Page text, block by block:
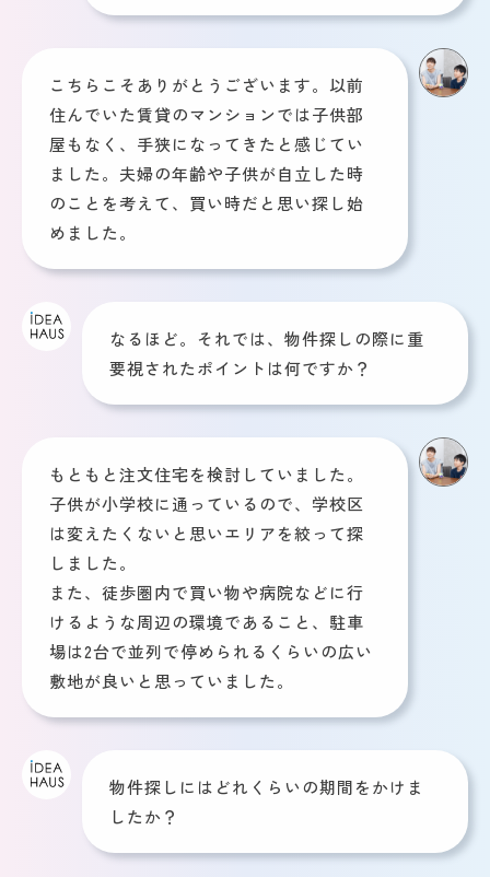
こちらこそありがとうございます。以前
住んでいた賃貸のマンションでは子供部
屋もなく、手狭になってきたと感じてい
ました。夫婦の年齢や子供が自立した時
のことを考えて、買い時だと思い探し始
めました。
なるほど。それでは、物件探しの際に重
要視されたポイントは何ですか？
もともと注文住宅を検討していました。
子供が小学校に通っているので、学校区
は変えたくないと思いエリアを絞って探
しました。
また、徒歩圏内で買い物や病院などに行
けるような周辺の環境であること、駐車
場は2台で並列で停められるくらいの広い
敷地が良いと思っていました。
物件探しにはどれくらいの期間をかけま
したか？